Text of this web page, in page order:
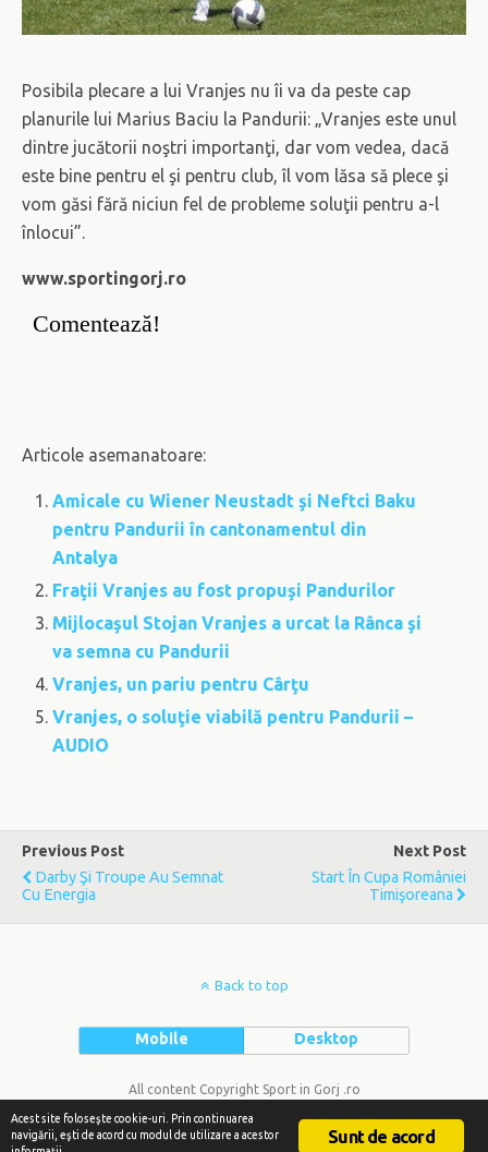
Posibila plecare a lui Vranjes nu îi va da peste cap
planurile lui Marius Baciu la Pandurii: „Vranjes este unul
dintre jucătorii noştri importanţi, dar vom vedea, dacă
este bine pentru el şi pentru club, îl vom lăsa să plece şi
vom găsi fără niciun fel de probleme soluţii pentru a-l
înlocui”.
www.sportingorj.ro
Comentează!
Articole asemanatoare:
Amicale cu Wiener Neustadt şi Neftci Baku
pentru Pandurii în cantonamentul din
Antalya
Fraţii Vranjes au fost propuşi Pandurilor
Mijlocaşul Stojan Vranjes a urcat la Rânca şi
va semna cu Pandurii
Vranjes, un pariu pentru Cârţu
Vranjes, o soluţie viabilă pentru Pandurii –
AUDIO
Previous Post
Darby Şi Troupe Au Semnat
Cu Energia
Next Post
Start În Cupa României
Timişoreana
Back to top
Mobile Desktop
All content Copyright Sport in Gorj .ro
Sunt de acord
Acest site foloseşte cookie-uri. Prin continuarea
navigării, eşti de acord cu modul de utilizare a acestor